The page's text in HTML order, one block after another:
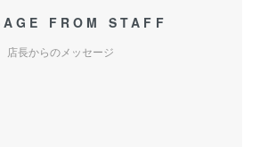
FROM STAFF
店長からのメッセージ